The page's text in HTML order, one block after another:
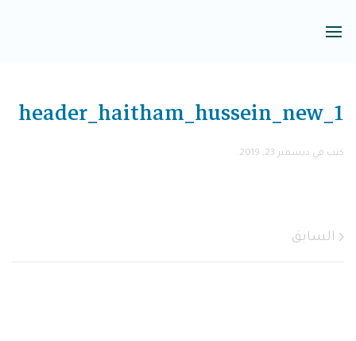
header_haitham_hussein_new_1
كتب في ديسمبر 23, 2019 .
السابق